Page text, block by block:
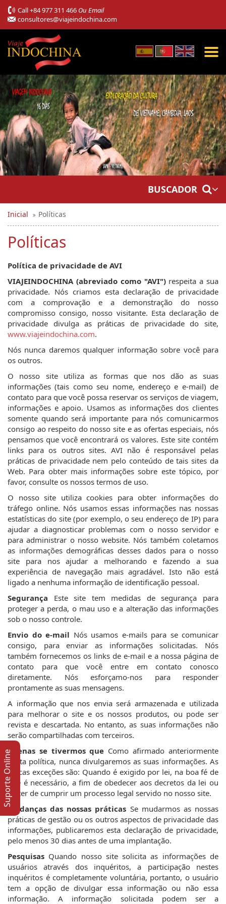
Call+84 977 311 466 Ou Email
consultores@viajeindochina.com
BUSCADOR
Inicial Políticas
Políticas
Política de privacidade de AVI
VIAJEINDOCHINA (abreviado como "AVI")respeita a sua
privacidade. Nós criamos esta declaração de privacidade
com a comprovação e a demonstração do nosso
compromisso consigo, nosso visitante. Esta declaração de
privacidade divulga as práticas de privacidade do site,
www.viajeindochina.com.
Nós nunca daremos qualquer informação sobre você para
os outros.
O nosso site utiliza as formas que nos dão as suas
informações (tais como seu nome, endereço e e-mail) de
contato para que você possa reservar os serviços de viagem,
informações e apoio. Usamos as informações dos clientes
somente quando será importante para nós comunicarmos
consigo ao respeito do nosso site e as ofertas especiais, nós
pensamos que você encontrará os valores. Este site contém
links para os outros sites. AVI não é responsável pelas
práticas de privacidade nem pelo conteúdo de tais sites da
Web. Para obter mais informações sobre este tópico, por
favor, consulte os nossos termos de uso.
O nosso site utiliza cookies para obter informações do
tráfego online. Nós usamos essas informações nas nossas
estatísticas do site (por exemplo, o seu endereço de IP) para
ajudar a diagnosticar problemas com o nosso servidor e
para administrar o nosso website. Nós também coletamos
as informações demográficas desses dados para o nosso
site para nos ajudar a melhorando e fazendo a sua
experiência de navegação mais agradável. Isto não está
ligado a nenhuma informação de identificação pessoal.
Segurança Este site tem medidas de segurança para
proteger a perda, o mau uso e a alteração das informações
sob o nosso controle.
Envio do e-mail Nós usamos e-mails para se comunicar
consigo, para enviar as informações solicitadas. Nós
também fornecemos os links de e-mail e a nossa página de
contato para que você entre em contato conosco
diretamente. Nós esforçamo-nos para responder
prontamente as suas mensagens.
A informação que nos envia será armazenada e utilizada
para melhorar o site e os nossos produtos, ou pode ser
revista e descartada. No entanto, as suas informações não
serão compartilhadas com terceiros.
Apenas se tivermos que Como afirmado anteriormente
nesta política, nunca divulgaremos as suas informações. As
únicas exceções são: Quando é exigido por lei, na boa fé de
que é necessário, a fim de obedecer aos decretos da lei ou
de ter de cumprir um processo legal servido no nosso site.
Mudanças das nossas práticas Se mudarmos as nossas
práticas de gestão ou os outros aspectos de privacidade das
informações, publicaremos esta declaração de privacidade,
pelo menos 30 dias antes de uma implantação.
Pesquisas Quando nosso site solicita as informações de
usuários através dos inquéritos, a participação nestes
inquéritos é completamente voluntária, portanto, o usuário
tem a opção de divulgar essa informação ou não essa
informação. A informação solicitada podem ser a
Suporte Online